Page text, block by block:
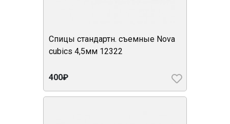
Спицы стандартн. съемные Nova
cubics 4,5мм 12322
400₽